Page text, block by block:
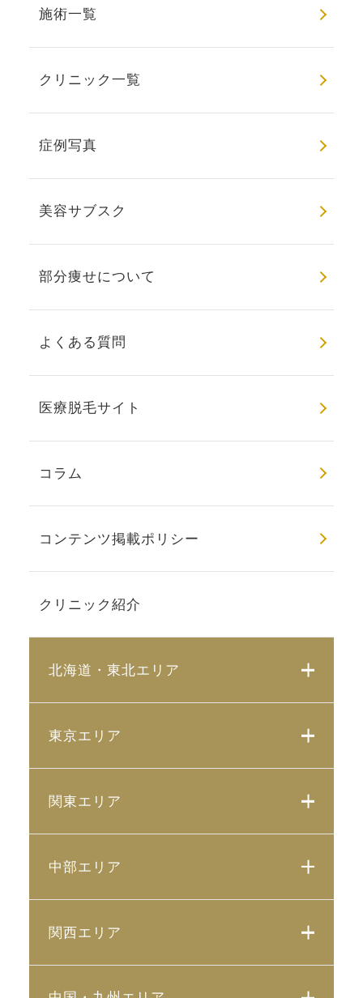
施術一覧
クリニック一覧
症例写真
美容サブスク
部分痩せについて
よくある質問
医療脱毛サイト
コラム
コンテンツ掲載ポリシー
クリニック紹介
北海道・東北エリア
東京エリア
関東エリア
中部エリア
関西エリア